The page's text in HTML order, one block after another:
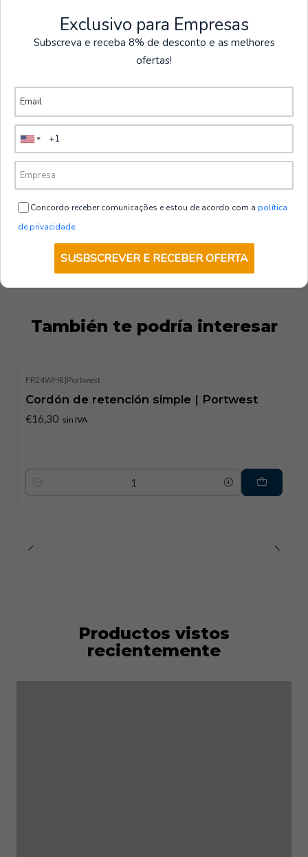
Andamios Silver de Amistrade y trabaje con confianza,
sabiendo que estará protegido en cualquier altura.
Ver más productos
Cable desmontable de 12 mm | Portwest
Cantidad
También te podría interesar
FP24WHR |Portwest
Cordón de retención simple | Portwest
€16,30 sin IVA
Cantidad
Productos vistos
recientemente
Exclusivo para Empresas
Subscreva e receba 8% de desconto e as melhores
ofertas!
Concordo receber comunicações e estou de acordo com a política
de privacidade.
SUSBSCREVER E RECEBER OFERTA